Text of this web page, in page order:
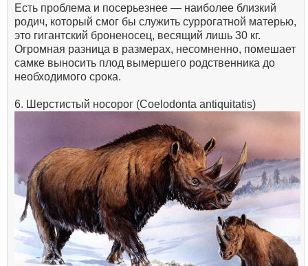
Есть проблема и посерьезнее — наиболее близкий
родич, который смог бы служить суррогатной матерью,
это гигантский броненосец, весящий лишь 30 кг.
Огромная разница в размерах, несомненно, помешает
самке выносить плод вымершего родственника до
необходимого срока.
6. Шерстистый носорог (Coelodonta antiquitatis)